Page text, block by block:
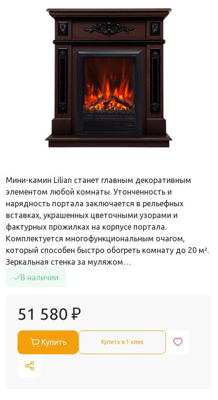
Мини-камин Lilian станет главным декоративным
элементом любой комнаты. Утонченность и
нарядность портала заключается в рельефных
вставках, украшенных цветочными узорами и
фактурных прожилках на корпусе портала.
Комплектуется многофункциональным очагом,
который способен быстро обогреть комнату до 20 м².
Зеркальная стенка за муляжом…
В наличии
51 580 ₽
Купить Купить в 1 клик